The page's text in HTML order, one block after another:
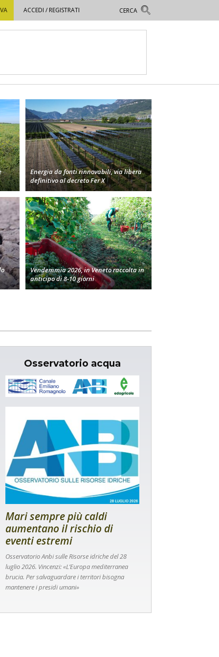
ACCEDI / REGISTRATI
Energia da fonti rinnovabili, via libera
definitivo al decreto Fer X
Vendemmia 2026, in Veneto raccolta in
anticipo di 8-10 giorni
Osservatorio acqua
Mari sempre più caldi
aumentano il rischio di
eventi estremi
Osservatorio Anbi sulle Risorse idriche del 28
luglio 2026. Vincenzi: «L’Europa mediterranea
brucia. Per salvaguardare i territori bisogna
mantenere i presidi umani»